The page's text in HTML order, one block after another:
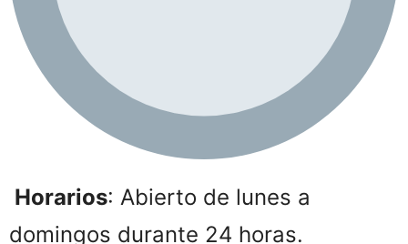
Horarios: Abierto de lunes a
domingos durante 24 horas.